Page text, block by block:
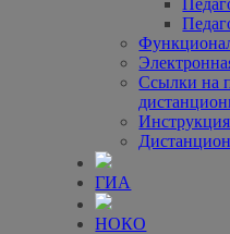
Ссылки на
ГИА
НОКО